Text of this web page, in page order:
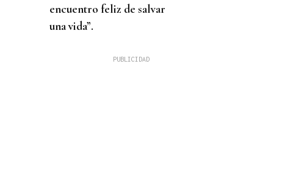
encuentro feliz de salvar
una vida”.